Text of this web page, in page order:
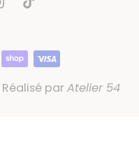
Réalisé parAtelier 54